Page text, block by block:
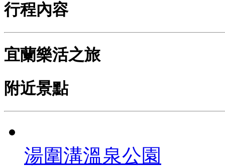
行程內容
宜蘭樂活之旅
附近景點
湯圍溝溫泉公園